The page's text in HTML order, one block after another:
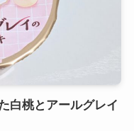
白桃とアールグレイ